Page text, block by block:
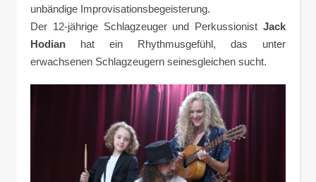
unbändige Improvisationsbegeisterung.
Der 12-jährige Schlagzeuger und Perkussionist Jack
Hodian hat ein Rhythmusgefühl, das unter
erwachsenen Schlagzeugern seinesgleichen sucht.